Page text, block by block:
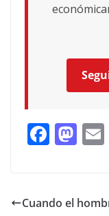
F
ac
b
M
as
d l
Cuando el